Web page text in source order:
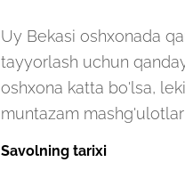
Uy Bekasi oshxonada
tayyorlash uchun
oshxona katta bo'lsa,
muntazam
Savolning tarixi